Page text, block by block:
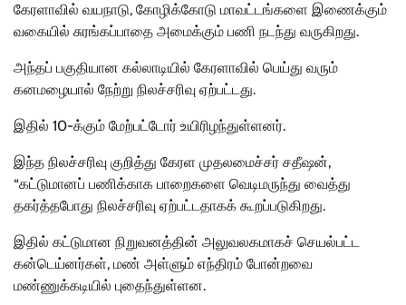
கேரளாவில் வயநாடு, கோழிக்கோடு மாவட்டங்களை இணைக்கும்
வகையில் சுரங்கப்பாதை அமைக்கும் பணி நடந்து வருகிறது.
அந்தப் பகுதியான கல்லாடியில் கேரளாவில் பெய்து வரும்
கனமழையால் நேற்று நிலச்சரிவு ஏற்பட்டது.
இதில் 10-க்கும் மேற்பட்டோர் உயிரிழந்துள்ளனர்.
இந்த நிலச்சரிவு குறித்து கேரள முதலமைச்சர் சதீஷன்,
“கட்டுமானப் பணிக்காக பாறைகளை வெடிமருந்து வைத்து
தகர்த்தபோது நிலச்சரிவு ஏற்பட்டதாகக் கூறப்படுகிறது.
இதில் கட்டுமான நிறுவனத்தின் அலுவலகமாகச் செயல்பட்ட
கன்டெய்னர்கள், மண் அள்ளும் எந்திரம் போன்றவை
மண்ணுக்கடியில் புதைந்துள்ளன.